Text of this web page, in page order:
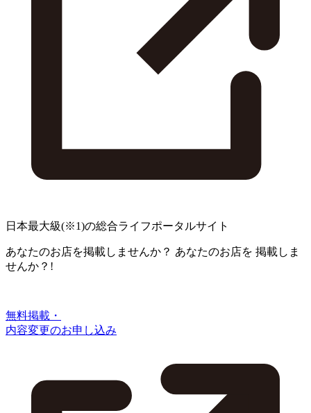
日本最大級(※1)の総合ライフポータルサイト
あなたのお店を掲載しませんか？ あなたのお店を 掲載しま
せんか？!
無料掲載・
内容変更のお申し込み